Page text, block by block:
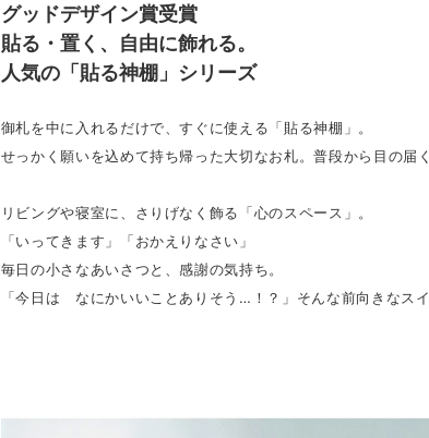
グッドデザイン賞受賞
貼る・置く、自由に飾れる。
人気の「貼る神棚」シリーズ
御札を中に入れるだけで、すぐに使える「貼る神棚」。
せっかく願いを込めて持ち帰った大切なお札。普段から目の届
リビングや寝室に、さりげなく飾る「心のスペース」。
「いってきます」「おかえりなさい」
毎日の小さなあいさつと、感謝の気持ち。
「今日は なにかいいことありそう…！？」そんな前向きなス